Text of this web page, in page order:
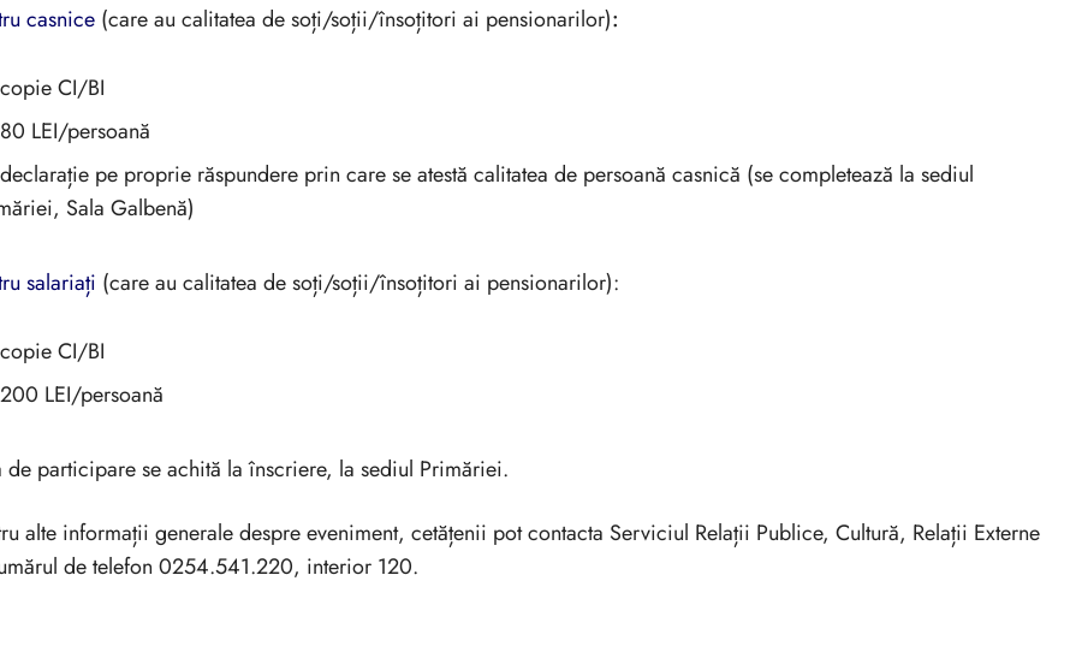
casnice (care au calitatea de soți/soții/însoțitori ai pensionarilor):
copie CI/BI
80 LEI/persoană
declarație pe proprie răspundere prin care se atestă calitatea de persoană casnică (se completează la sediul
Sala Galbenă)
salariați (care au calitatea de soți/soții/însoțitori ai pensionarilor):
copie CI/BI
200 LEI/persoană
de participare se achită la înscriere, la sediul Primăriei.
alte informații generale despre eveniment, cetățenii pot contacta Serviciul Relații Publice, Cultură, Relații Externe
de telefon 0254.541.220, interior 120.